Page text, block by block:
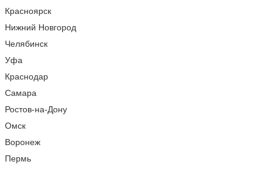
Красноярск
Нижний Новгород
Челябинск
Уфа
Краснодар
Самара
Ростов-на-Дону
Омск
Воронеж
Пермь